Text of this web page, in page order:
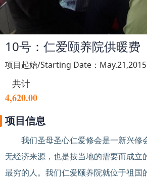
10号：仁爱颐养院供暖费
项目起始/Starting Date：May.21,2015
共计
4,620.00
项目信息
我们圣母圣心仁爱修会是一新兴修
无经济来源，也是按当地的需要而成立
最穷的人。我们仁爱颐养院就位于祖国